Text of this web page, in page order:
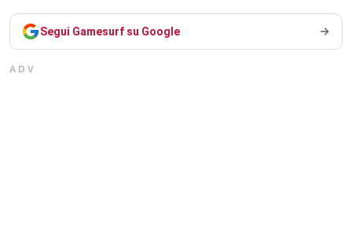
Segui Gamesurf su Google
ADV